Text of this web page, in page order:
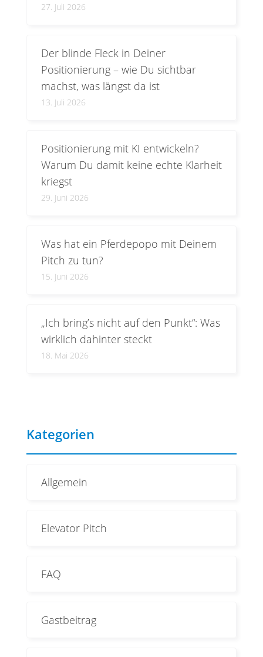
27. Juli 2026
Der blinde Fleck in Deiner
Positionierung – wie Du sichtbar
machst, was längst da ist
13. Juli 2026
Positionierung mit KI entwickeln?
Warum Du damit keine echte Klarheit
kriegst
29. Juni 2026
Was hat ein Pferdepopo mit Deinem
Pitch zu tun?
15. Juni 2026
„Ich bring’s nicht auf den Punkt“: Was
wirklich dahinter steckt
18. Mai 2026
Kategorien
Allgemein
Elevator Pitch
FAQ
Gastbeitrag